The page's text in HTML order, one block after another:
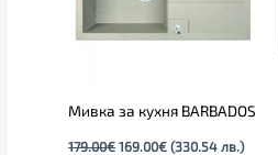
Мивка за кухня BARBADOS
179.00€ 169.00€ (330.54 лв.)